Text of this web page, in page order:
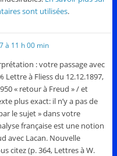
sont utilisées.
à 11 h 00 min
: votre passage avec
Lettre à Fliess du 12.12.1897,
« retour à Freud » / et
plus exact: il n’y a pas de
le sujet » dans votre
française est une notion
avec Lacan. Nouvelle
citez (p. 364, Lettres à W.